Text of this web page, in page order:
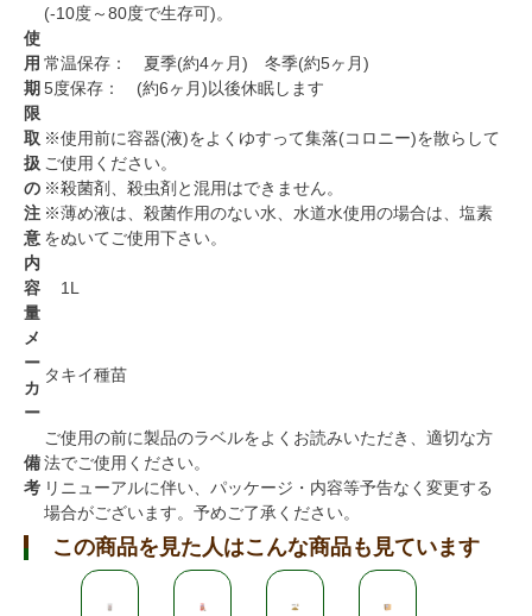
(-10度～80度で生存可)。
使
用
期
限
常温保存： 夏季(約4ヶ月) 冬季(約5ヶ月)
5度保存： (約6ヶ月)以後休眠します
取
扱
の
注
意
※使用前に容器(液)をよくゆすって集落(コロニー)を散らして
ご使用ください。
※殺菌剤、殺虫剤と混用はできません。
※薄め液は、殺菌作用のない水、水道水使用の場合は、塩素
をぬいてご使用下さい。
内
容
量
1L
メ
ー
カ
ー
タキイ種苗
備
考
ご使用の前に製品のラベルをよくお読みいただき、適切な方
法でご使用ください。
リニューアルに伴い、パッケージ・内容等予告なく変更する
場合がございます。予めご了承ください。
この商品を見た人はこんな商品も見ています